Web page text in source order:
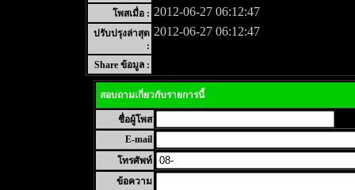
โพสเมื่อ : 2012-06-27 06:12:47
ปรับปรุงล่าสุด
:
2012-06-27 06:12:47
Share ข้อมูล :
สอบถามเกี่ยวกับรายการนี้
ชื่อผู้โพส
E-mail
โทรศัพท์
ข้อความ